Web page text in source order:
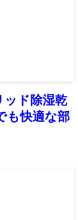
ド除湿乾
も快適な部